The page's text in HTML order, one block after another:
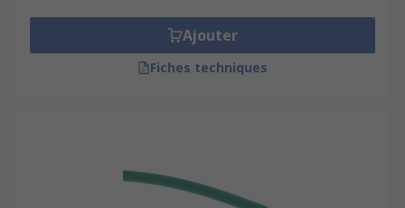
Ajouter
Fiches techniques